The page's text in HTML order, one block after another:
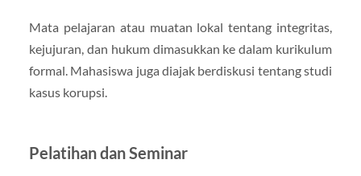
Mata pelajaran atau muatan lokal tentang integritas,
kejujuran, dan hukum dimasukkan ke dalam kurikulum
formal. Mahasiswa juga diajak berdiskusi tentang studi
kasus korupsi.
Pelatihan dan Seminar